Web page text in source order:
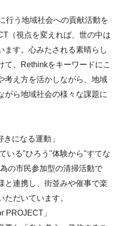
行う地域社会への貢献活動を
（視点を変えれば、世の中は
ます。心みたされる素晴らし
て、Rethinkをキーワードにこ
考え方を活かしながら、地域
がら地域社会の様々な課題に
になる運動」
いる"ひろう"体験から"すてな
の市民参加型の清掃活動で
と連携し、街並みや催事で楽
ただいています。
PROJECT」